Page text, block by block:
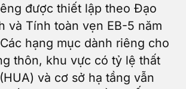
được thiết lập theo Đạo
và Tính toàn vẹn EB-5 năm
hạng mục dành riêng cho
thôn, khu vực có tỷ lệ thất
và cơ sở hạ tầng vẫn